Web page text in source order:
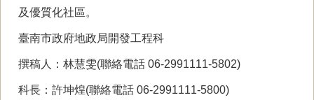
及優質化社區。
臺南市政府地政局開發工程科
撰稿人：林慧雯(聯絡電話 06-2991111-5802)
科長：許坤煌(聯絡電話 06-2991111-5800)